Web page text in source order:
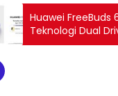
Huawei FreeBuds
Teknologi Dual